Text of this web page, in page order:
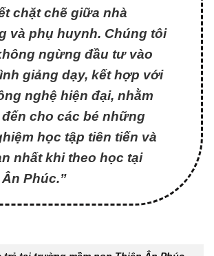
chặt chẽ giữa nhà
và phụ huynh. Chúng tôi
ngừng đầu tư vào
giảng dạy, kết hợp với
nghệ hiện đại, nhằm
cho các bé những
học tập tiên tiến và
nhất khi theo học tại
Phúc.”